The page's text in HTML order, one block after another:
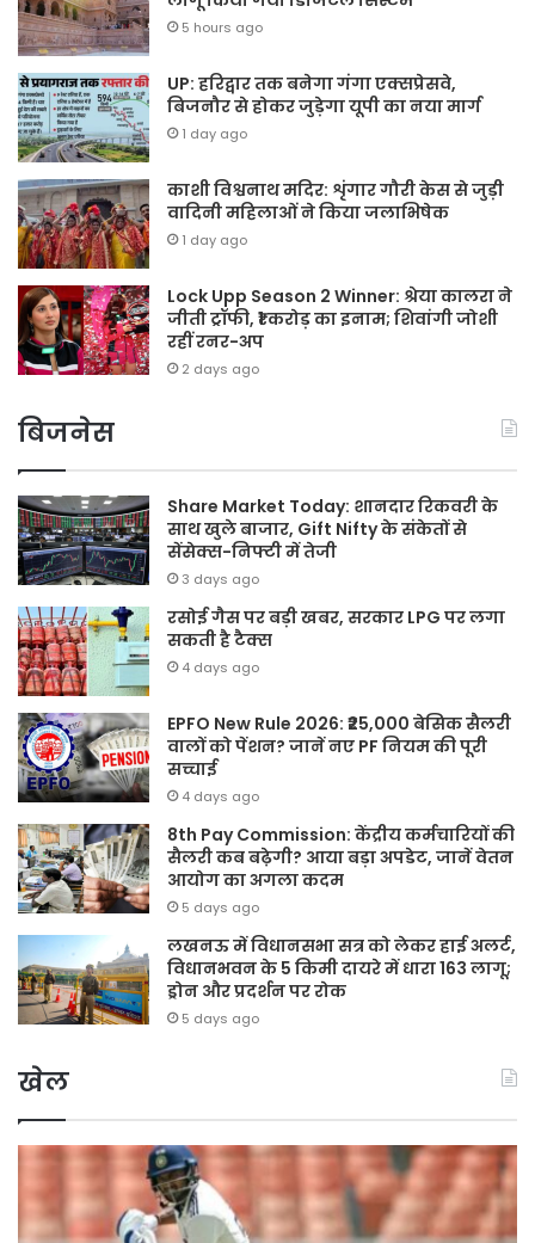
5 hours ago
UP: हरिद्वार तक बनेगा गंगा एक्सप्रेसवे,
बिजनौर से होकर जुड़ेगा यूपी का नया मार्ग
1 day ago
काशी विश्वनाथ मदिर: शृंगार गौरी केस से जुड़ी
वादिनी महिलाओं ने किया जलाभिषेक
1 day ago
Lock Upp Season 2 Winner: श्रेया कालरा ने
जीती ट्रॉफी, ₹1 करोड़ का इनाम; शिवांगी जोशी
रहीं रनर-अप
2 days ago
बिजनेस
Share Market Today: शानदार रिकवरी के
साथ खुले बाजार, Gift Nifty के संकेतों से
सेंसेक्स-निफ्टी में तेजी
3 days ago
रसोई गैस पर बड़ी खबर, सरकार LPG पर लगा
सकती है टैक्स
4 days ago
EPFO New Rule 2026: ₹25,000 बेसिक सैलरी
वालों को पेंशन? जानें नए PF नियम की पूरी
सच्चाई
4 days ago
8th Pay Commission: केंद्रीय कर्मचारियों की
सैलरी कब बढ़ेगी? आया बड़ा अपडेट, जानें वेतन
आयोग का अगला कदम
5 days ago
लखनऊ में विधानसभा सत्र को लेकर हाई अलर्ट,
विधानभवन के 5 किमी दायरे में धारा 163 लागू;
ड्रोन और प्रदर्शन पर रोक
5 days ago
खेल